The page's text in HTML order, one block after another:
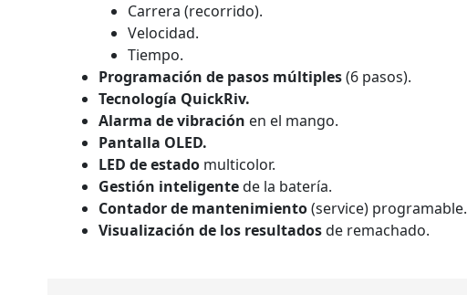
Carrera (recorrido).
Velocidad.
Tiempo.
Programación de pasos múltiples(6 pasos).
Tecnología QuickRiv.
Alarma de vibración en el mango.
Pantalla OLED.
LED de estado multicolor.
Gestión inteligentede la batería.
Contador de mantenimiento(service) programable.
Visualización de los resultadosde remachado.